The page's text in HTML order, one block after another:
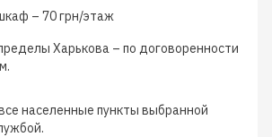
– 70 грн/этаж
Харькова – по договоренности
.
населенные пункты выбранной